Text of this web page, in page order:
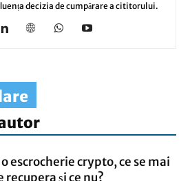
decizia de cumpărare a cititorului.
o escrocherie crypto, ce se mai
recupera și ce nu?